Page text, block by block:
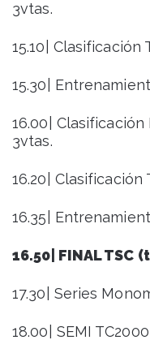
3vtas.
15.10| Clasificación
15.30|
16.00|
3vtas.
16.20| Clasificación
16.35|
16.50| FINAL TSC
17.30| Series
18.00| SEMI